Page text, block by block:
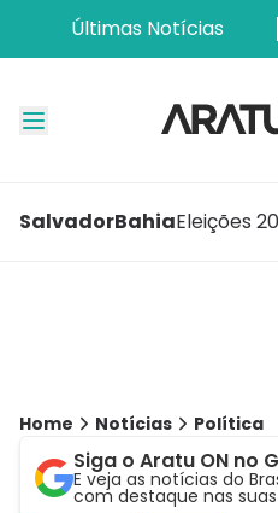
Últimas Notícias
SalvadorBahiaEleições
Home Notícias Política
Siga o Aratu ON no
E veja as notícias do
com destaque nas